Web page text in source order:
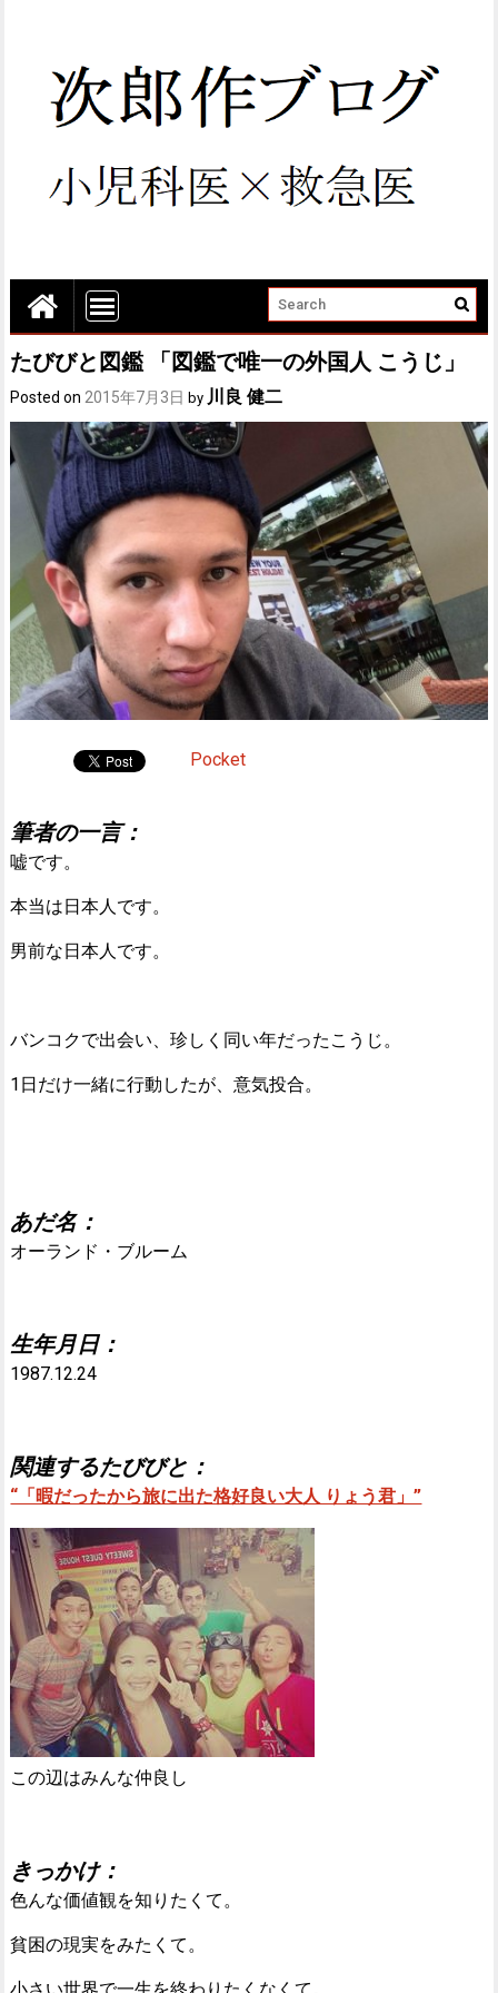
たびびと図鑑 「図鑑で唯一の外国人 こうじ」
Posted on 2015年7月3日 by 川良 健二
Pocket
筆者の一言：
嘘です。
本当は日本人です。
男前な日本人です。
バンコクで出会い、珍しく同い年だったこうじ。
1日だけ一緒に行動したが、意気投合。
あだ名：
オーランド・ブルーム
生年月日：
1987.12.24
関連するたびびと：
“「暇だったから旅に出た格好良い大人 りょう君」”
この辺はみんな仲良し
きっかけ：
色んな価値観を知りたくて。
貧困の現実をみたくて。